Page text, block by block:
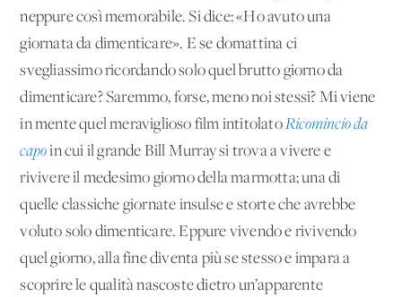
neppure così memorabile. Si dice: «Ho avuto una
giornata da dimenticare». E se domattina ci
svegliassimo ricordando solo quel brutto giorno da
dimenticare? Saremmo, forse, meno noi stessi? Mi viene
in mente quel meraviglioso film intitolatoRicomincio da
capoin cui il grande Bill Murray si trova a vivere e
rivivere il medesimo giorno della marmotta; una di
quelle classiche giornate insulse e storte che avrebbe
voluto solo dimenticare. Eppure vivendo e rivivendo
quel giorno, alla fine diventa più se stesso e impara a
scoprire le qualità nascoste dietro un’apparente